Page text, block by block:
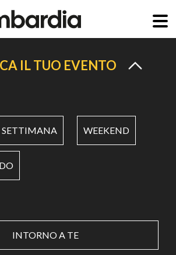
IL TUO EVENTO
SETTIMANA WEEKEND
INTORNO A TE